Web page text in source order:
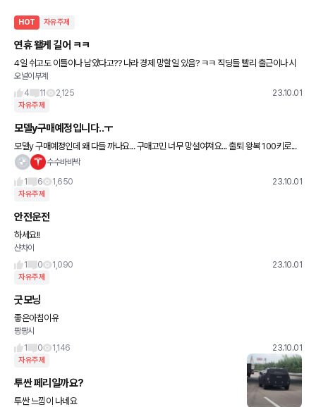
HOT 자유주제
연휴 왤케 길어 ㅋㅋ
4일 쉬고도 이틀이나 남았다고?? 나라 경제 망할일 있음? ㅋㅋ 직딩들 빨리 출근이나 시
켜야되는데 ㅋㅋ
오널이부계
4
11 2,125 23.10.01
자유주제
모델y구매예정입니다..ㅜ
모델y 구매예정인데 왜 다들 까나요... 구매고민 너무 망설여져요... 출퇴 왕복 100키로...
인데 후회할까요?? 100키로정도 타면 한달에 얼마나 나올까요?? 겨울철되면 후회한다
수수바바박
1
6 1,650 23.10.01
자유주제
안전운전
하세요!!
샨차이
1
0 1,090 23.10.01
자유주제
굿모닝
좋은아침이유
팡팡시
1
0 1,146 23.10.01
자유주제
투싼 페리일까요?
투싼 느낌이 나네요